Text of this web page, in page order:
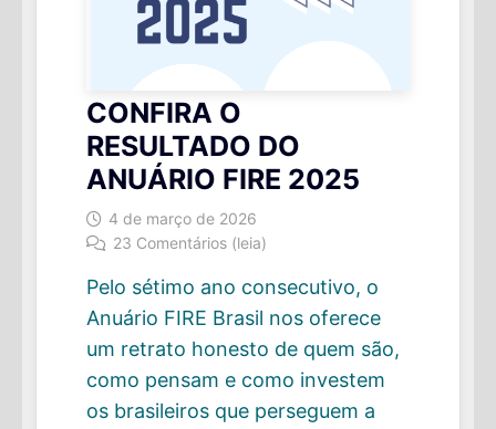
CONFIRA O
RESULTADO DO
ANUÁRIO FIRE 2025
4 de março de 2026
23 Comentários (leia)
Pelo sétimo ano consecutivo, o
Anuário FIRE Brasil nos oferece
um retrato honesto de quem são,
como pensam e como investem
os brasileiros que perseguem a